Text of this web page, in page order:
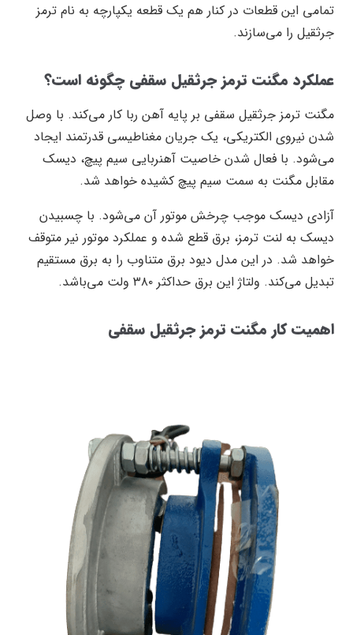
تمامی این قطعات در کنار هم یک قطعه یکپارچه به نام ترمز
جرثقیل را می‌سازند.
عملکرد مگنت ترمز جرثقیل سقفی چگونه است؟
مگنت ترمز جرثقیل سقفی بر پایه آهن ربا کار می‌کند. با وصل
شدن نیروی الکتریکی، یک جریان مغناطیسی قدرتمند ایجاد
می‌شود. با فعال شدن خاصیت آهنربایی سیم پیچ، دیسک
مقابل مگنت به سمت سیم پیچ کشیده خواهد شد.
آزادی دیسک موجب چرخش موتور آن می‌شود. با چسبیدن
دیسک به لنت ترمز، برق قطع شده و عملکرد موتور نیر متوقف
خواهد شد. در این مدل دیود برق متناوب را به برق مستقیم
تبدیل می‌کند. ولتاژ این برق حداکثر ۳۸۰ ولت می‌باشد.
اهمیت کار مگنت ترمز جرثقیل سقفی